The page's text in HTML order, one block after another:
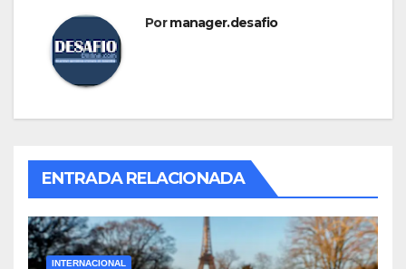
Pormanager.desafio
ENTRADA RELACIONADA
INTERNACIONAL